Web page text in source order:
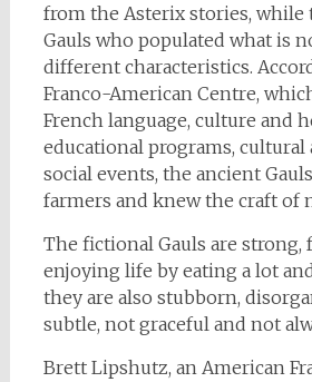
from the Asterix stories, while
Gauls who populated what is
different characteristics.
Franco-American Centre,
French language, culture and
educational programs, cultural
social events, the ancient
farmers and knew the craft of
The fictional Gauls are strong,
enjoying life by eating a lot
they are also stubborn,
subtle, not graceful and not
Brett Lipshutz, an American